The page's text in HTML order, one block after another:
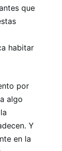
que
habitar
por
algo
Y
en la